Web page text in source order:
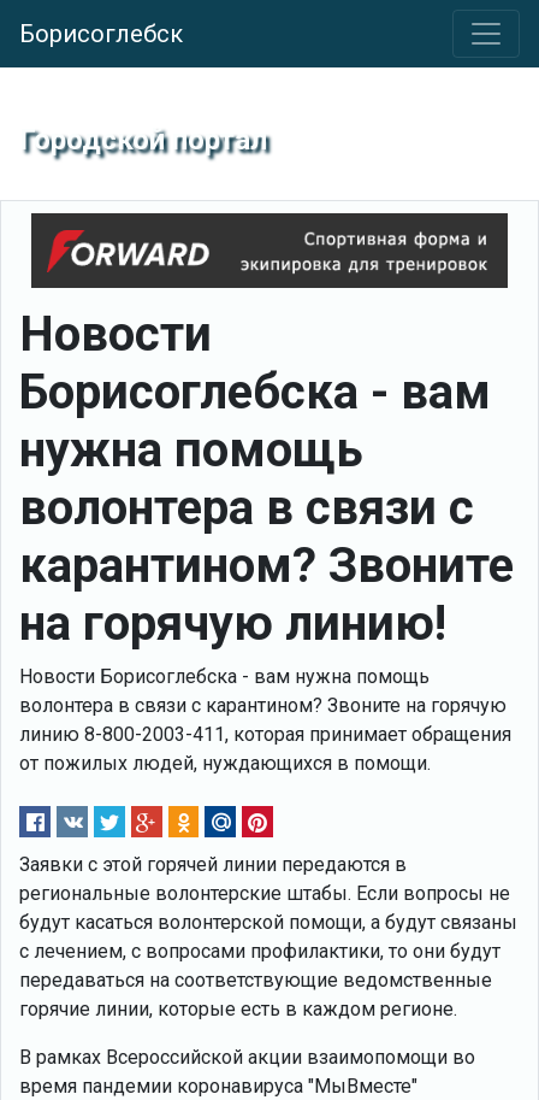
Борисоглебск
Городской портал
Новости
Борисоглебска - вам
нужна помощь
волонтера в связи с
карантином? Звоните
на горячую линию!
Новости Борисоглебска - вам нужна помощь
волонтера в связи с карантином? Звоните на горячую
линию 8-800-2003-411, которая принимает обращения
от пожилых людей, нуждающихся в помощи.
Заявки с этой горячей линии передаются в
региональные волонтерские штабы. Если вопросы не
будут касаться волонтерской помощи, а будут связаны
с лечением, с вопросами профилактики, то они будут
передаваться на соответствующие ведомственные
горячие линии, которые есть в каждом регионе.
В рамках Всероссийской акции взаимопомощи во
время пандемии коронавируса "МыВместе"